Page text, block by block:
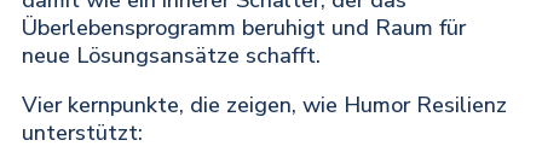
Überlebensprogramm beruhigt und Raum für
neue Lösungsansätze schafft.
Vier kernpunkte, die zeigen, wie Humor Resilienz
unterstützt: